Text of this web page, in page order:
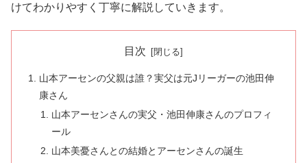
けてわかりやすく丁寧に解説していきます。
目次
山本アーセンの父親は誰？実父は元Jリーガーの池田伸
康さん
山本アーセンさんの実父・池田伸康さんのプロフィ
ール
山本美憂さんとの結婚とアーセンさんの誕生